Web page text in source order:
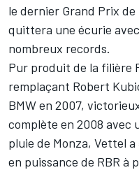
le dernier Grand Prix de
quittera une écurie
nombreux records.
Pur produit de la filière
remplaçant Robert
BMW en 2007,
complète en 2008 avec
pluie de Monza, Vettel
en puissance de RBR à